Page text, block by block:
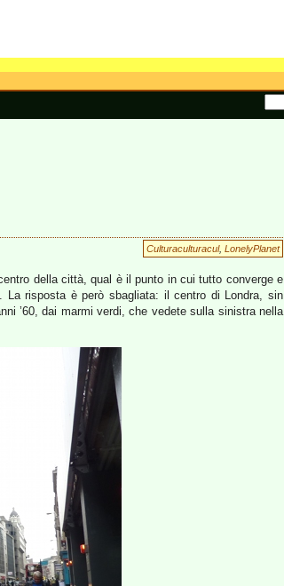
Culturaculturacul, LonelyPlanet
della città, qual è il punto in cui tutto converge e
La risposta è però sbagliata: il centro di Londra, sin
’60, dai marmi verdi, che vedete sulla sinistra nella